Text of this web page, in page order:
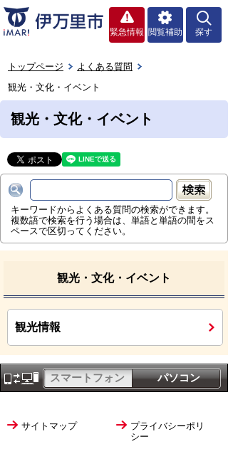
緊急情報 閲覧補助 探す
トップページ
よくある質問
観光・文化・イベント
観光・文化・イベント
キーワードからよくある質問の検索ができます。
複数語で検索を行う場合は、単語と単語の間をス
ペースで区切ってください。
観光・文化・イベント
観光情報
パソコン
スマートフォン
サイトマップ
プライバシーポリ
シー